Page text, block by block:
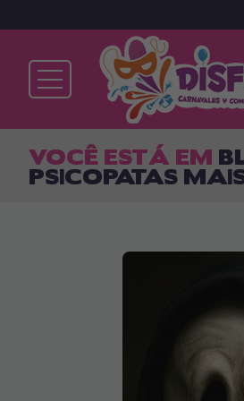
Já sou
ENTRAR
VOCÊ ESTÁ EM
PSICOPATAS